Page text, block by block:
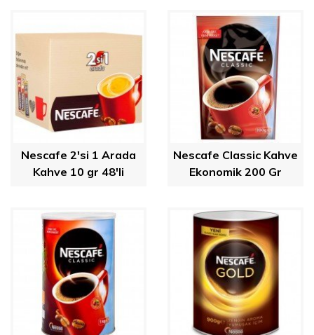
Nescafe 2'si 1 Arada
Kahve 10 gr 48'li
Nescafe Classic Kahve
Ekonomik 200 Gr